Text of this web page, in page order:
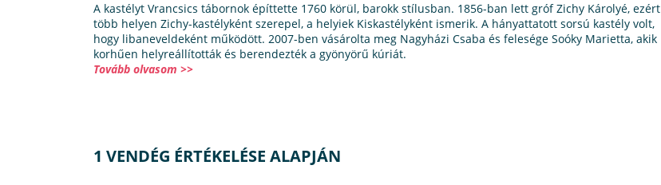
A kastélyt Vrancsics tábornok építtette 1760 körül, barokk stílusban. 1856-ban lett gróf Zichy Károlyé, ezért
több helyen Zichy-kastélyként szerepel, a helyiek Kiskastélyként ismerik. A hányattatott sorsú kastély volt,
hogy libaneveldeként működött. 2007-ben vásárolta meg Nagyházi Csaba és felesége Soóky Marietta, akik
korhűen helyreállították és berendezték a gyönyörű kúriát.
Tovább olvasom >>
1 VENDÉG ÉRTÉKELÉSE ALAPJÁN